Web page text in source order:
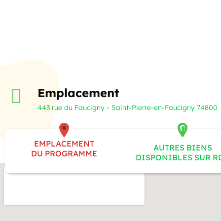
Emplacement
443 rue du Faucigny - Saint-Pierre-en-Faucigny 74800
EMPLACEMENT
DU PROGRAMME
AUTRES BIENS
DISPONIBLES SUR